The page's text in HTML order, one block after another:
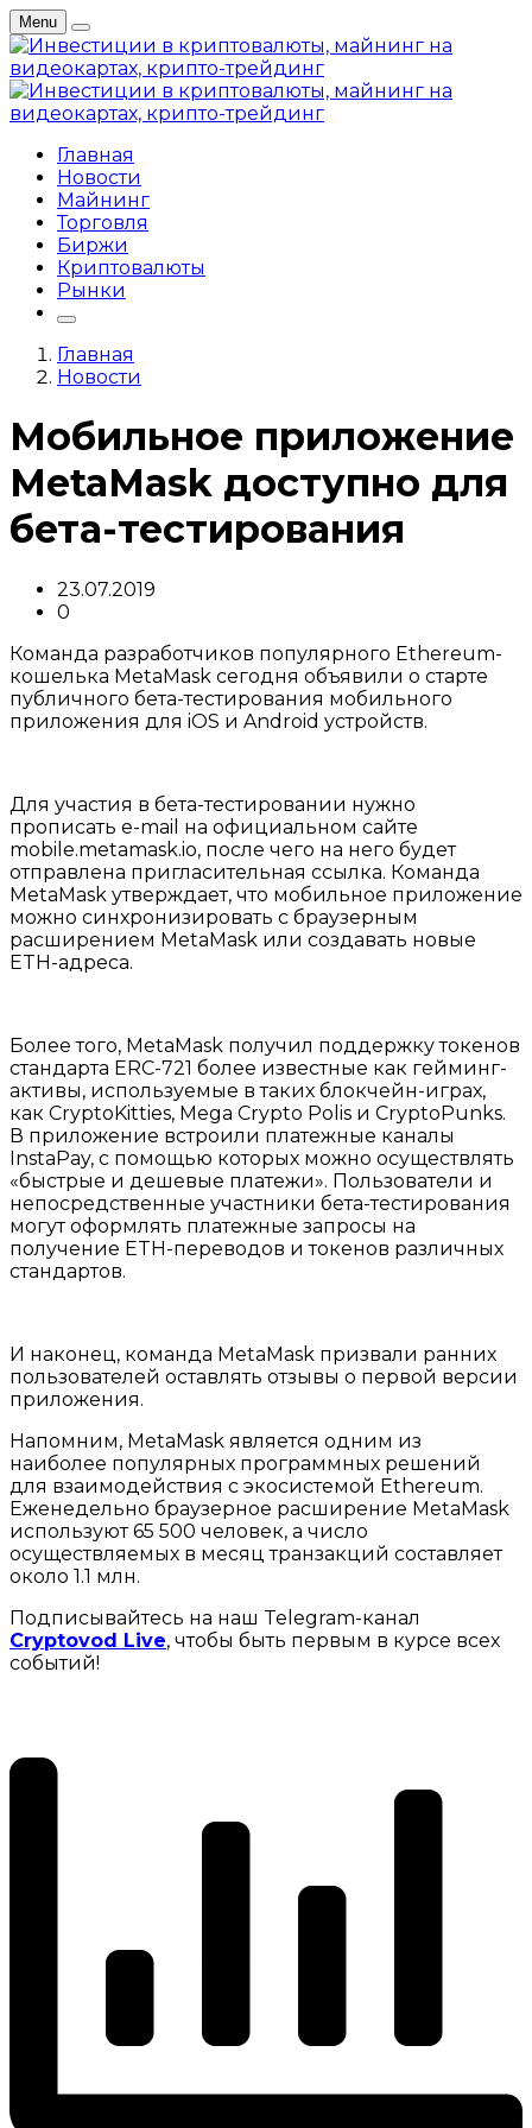
Menu
Главная
Новости
Майнинг
Торговля
Биржи
Криптовалюты
Рынки
Главная
Новости
Мобильное приложение
MetaMask доступно для
бета-тестирования
23.07.2019
0
Команда разработчиков популярного Ethereum-
кошелька MetaMask сегодня объявили о старте
публичного бета-тестирования мобильного
приложения для iOS и Android устройств.
Для участия в бета-тестировании нужно
прописать e-mail на официальном сайте
mobile.metamask.io, после чего на него будет
отправлена пригласительная ссылка. Команда
MetaMask утверждает, что мобильное приложение
можно синхронизировать с браузерным
расширением MetaMask или создавать новые
ETH-адреса.
Более того, MetaMask получил поддержку токенов
стандарта ERC-721 более известные как гейминг-
активы, используемые в таких блокчейн-играх,
как CryptoKitties, Mega Crypto Polis и CryptoPunks.
В приложение встроили платежные каналы
InstaPay, с помощью которых можно осуществлять
«быстрые и дешевые платежи». Пользователи и
непосредственные участники бета-тестирования
могут оформлять платежные запросы на
получение ETH-переводов и токенов различных
стандартов.
И наконец, команда MetaMask призвали ранних
пользователей оставлять отзывы о первой версии
приложения.
Напомним, MetaMask является одним из
наиболее популярных программных решений
для взаимодействия с экосистемой Ethereum.
Еженедельно браузерное расширение MetaMask
используют 65 500 человек, а число
осуществляемых в месяц транзакций составляет
около 1.1 млн.
Подписывайтесь на наш Telegram-канал
Cryptovod Live, чтобы быть первым в курсе всех
событий!